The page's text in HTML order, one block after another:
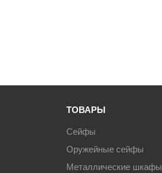
ТОВАРЫ
Сейфы
Оружейные сейфы
Металлические шкафы